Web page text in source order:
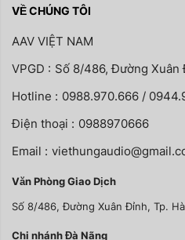
VỀ CHÚNG TÔI
AAV VIỆT NAM
VPGD : Số 8/486, Đường Xuân
Hotline : 0988.970.666 /
Điện thoại : 0988970666
Email :
Văn Phòng Giao Dịch
Số 8/486, Đường Xuân Đỉnh, Tp.
Chi nhánh Đà Nãng